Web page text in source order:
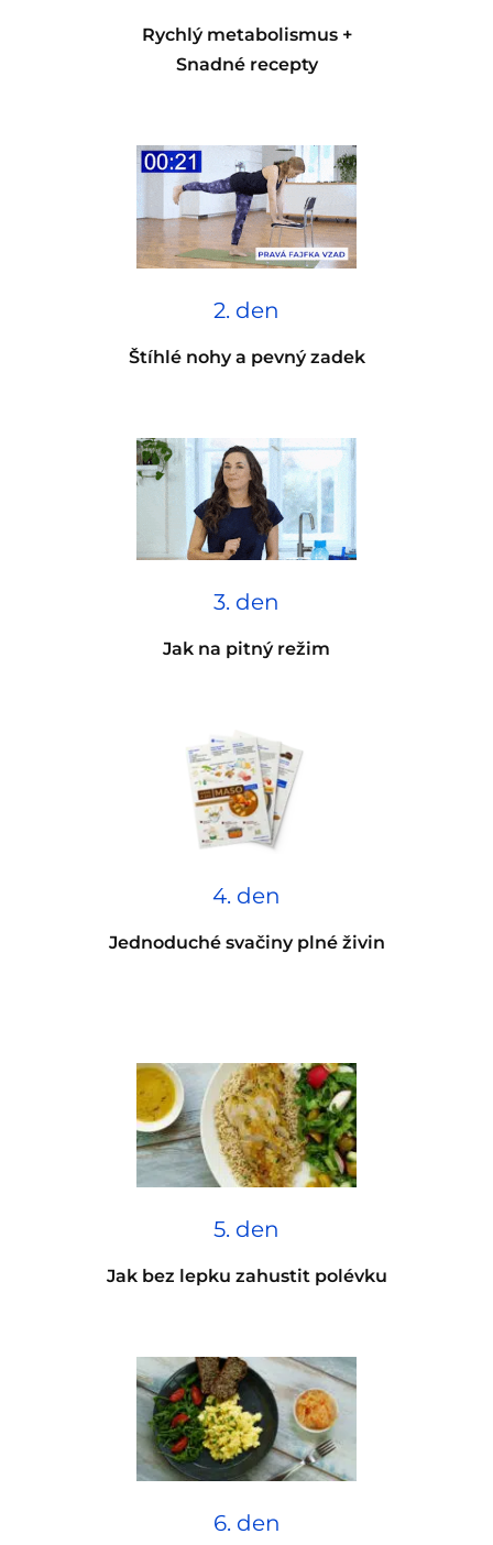
Rychlý metabolismus +
Snadné recepty
2. den
Štíhlé nohy a pevný zadek
3. den
Jak na pitný režim
4. den
Jednoduché svačiny plné živin
5. den
Jak bez lepku zahustit polévku
6. den